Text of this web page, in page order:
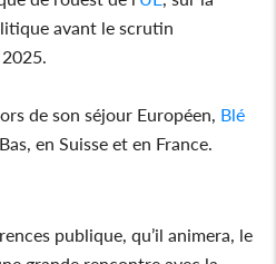
avant le scrutin
de son séjour Européen, Blé
en Suisse et en France.
publique, qu’il animera, le